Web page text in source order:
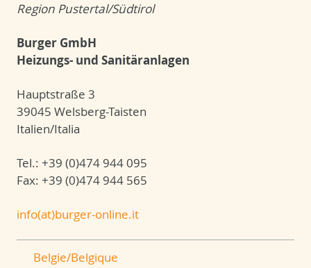
Region Pustertal/Südtirol
Burger GmbH
Heizungs- und Sanitäranlagen
Hauptstraße 3
39045 Welsberg-Taisten
Italien/Italia
Tel.: +39 (0)474 944 095
Fax: +39 (0)474 944 565
info(at)burger-online.it
Belgie/Belgique